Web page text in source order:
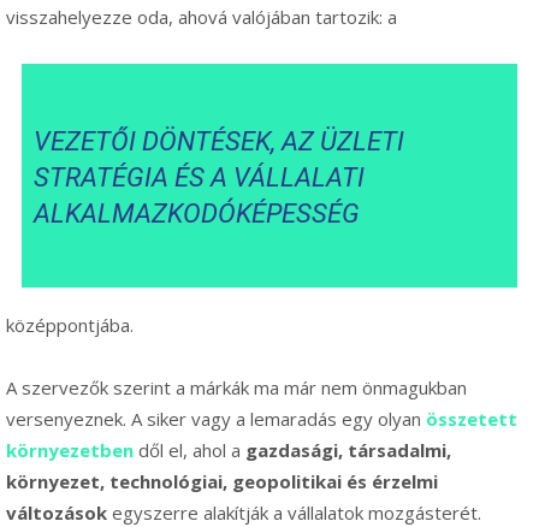
visszahelyezze oda, ahová valójában tartozik: a
VEZETŐI DÖNTÉSEK, AZ ÜZLETI
STRATÉGIA ÉS A VÁLLALATI
ALKALMAZKODÓKÉPESSÉG
középpontjába.
A szervezők szerint a márkák ma már nem önmagukban
versenyeznek. A siker vagy a lemaradás egy olyan összetett
környezetben dől el, ahol a gazdasági, társadalmi,
környezet, technológiai, geopolitikai és érzelmi
változások egyszerre alakítják a vállalatok mozgásterét.